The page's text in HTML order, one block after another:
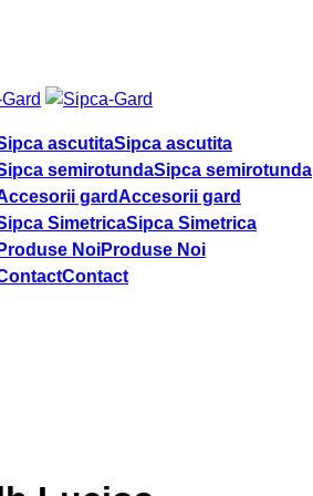
Sipca ascutita
Sipca semirotunda
Accesorii gard
Sipca Simetrica
Produse Noi
Contact